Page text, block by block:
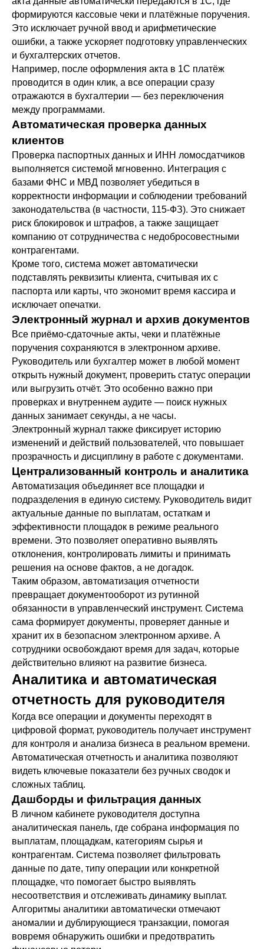
формируются кассовые чеки и платёжные поручения.
Это исключает ручной ввод и арифметические
ошибки, а также ускоряет подготовку управленческих
и бухгалтерских отчетов.
Например, после оформления акта в 1С платёж
проводится в один клик, а все операции сразу
отражаются в бухгалтерии — без переключения
между программами.
Автоматическая проверка данных
клиентов
Проверка паспортных данных и ИНН ломосдатчиков
выполняется системой мгновенно. Интеграция с
базами ФНС и МВД позволяет убедиться в
корректности информации и соблюдении требований
законодательства (в частности, 115-ФЗ). Это снижает
риск блокировок и штрафов, а также защищает
компанию от сотрудничества с недобросовестными
контрагентами.
Кроме того, система может автоматически
подставлять реквизиты клиента, считывая их с
паспорта или карты, что экономит время кассира и
исключает опечатки.
Электронный журнал и архив документов
Все приёмо-сдаточные акты, чеки и платёжные
поручения сохраняются в электронном архиве.
Руководитель или бухгалтер может в любой момент
открыть нужный документ, проверить статус операции
или выгрузить отчёт. Это особенно важно при
проверках и внутреннем аудите — поиск нужных
данных занимает секунды, а не часы.
Электронный журнал также фиксирует историю
изменений и действий пользователей, что повышает
прозрачность и дисциплину в работе с документами.
Централизованный контроль и аналитика
Автоматизация объединяет все площадки и
подразделения в единую систему. Руководитель видит
актуальные данные по выплатам, остаткам и
эффективности площадок в режиме реального
времени. Это позволяет оперативно выявлять
отклонения, контролировать лимиты и принимать
решения на основе фактов, а не догадок.
Таким образом, автоматизация отчетности
превращает документооборот из рутинной
обязанности в управленческий инструмент. Система
сама формирует документы, проверяет данные и
хранит их в безопасном электронном архиве. А
сотрудники освобождают время для задач, которые
действительно влияют на развитие бизнеса.
Аналитика и автоматическая
отчетность для руководителя
Когда все операции и документы переходят в
цифровой формат, руководитель получает инструмент
для контроля и анализа бизнеса в реальном времени.
Автоматическая отчетность и аналитика позволяют
видеть ключевые показатели без ручных сводок и
сложных таблиц.
Дашборды и фильтрация данных
В личном кабинете руководителя доступна
аналитическая панель, где собрана информация по
выплатам, площадкам, категориям сырья и
контрагентам. Система позволяет фильтровать
данные по дате, типу операции или конкретной
площадке, что помогает быстро выявлять
несоответствия и отслеживать динамику выплат.
Алгоритмы аналитики автоматически отмечают
аномалии и дублирующиеся транзакции, помогая
вовремя обнаружить ошибки и предотвратить